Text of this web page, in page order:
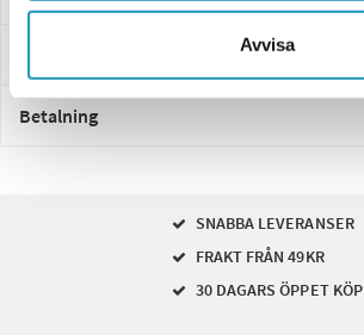
Avvisa
Leverans- & Returinformation
Betalning
SNABBA LEVERANSER
FRAKT FRÅN 49KR
30 DAGARS ÖPPET KÖP